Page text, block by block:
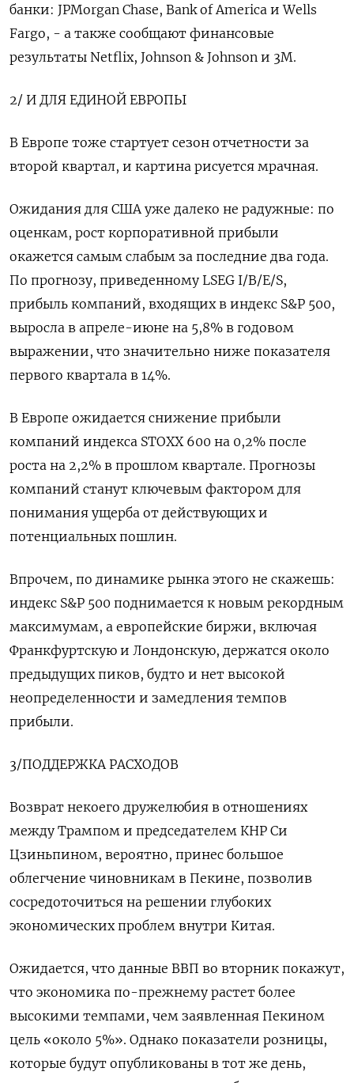
банки: JPMorgan Chase, Bank of America и Wells
Fargo, - а также сообщают финансовые
результаты Netflix, Johnson & Johnson и 3M.
2/ И ДЛЯ ЕДИНОЙ ЕВРОПЫ
В Европе тоже стартует сезон отчетности за
второй квартал, и картина рисуется мрачная.
Ожидания для США уже далеко не радужные: по
оценкам, рост корпоративной прибыли
окажется самым слабым за последние два года.
По прогнозу, приведенному LSEG I/B/E/S,
прибыль компаний, входящих в индекс S&P 500,
выросла в апреле-июне на 5,8% в годовом
выражении, что значительно ниже показателя
первого квартала в 14%.
В Европе ожидается снижение прибыли
компаний индекса STOXX 600 на 0,2% после
роста на 2,2% в прошлом квартале. Прогнозы
компаний станут ключевым фактором для
понимания ущерба от действующих и
потенциальных пошлин.
Впрочем, по динамике рынка этого не скажешь:
индекс S&P 500 поднимается к новым рекордным
максимумам, а европейские биржи, включая
Франкфуртскую и Лондонскую, держатся около
предыдущих пиков, будто и нет высокой
неопределенности и замедления темпов
прибыли.
3/ПОДДЕРЖКА РАСХОДОВ
Возврат некоего дружелюбия в отношениях
между Трампом и председателем КНР Си
Цзиньпином, вероятно, принес большое
облегчение чиновникам в Пекине, позволив
сосредоточиться на решении глубоких
экономических проблем внутри Китая.
Ожидается, что данные ВВП во вторник покажут,
что экономика по-прежнему растет более
высокими темпами, чем заявленная Пекином
цель «около 5%». Однако показатели розницы,
которые будут опубликованы в тот же день,